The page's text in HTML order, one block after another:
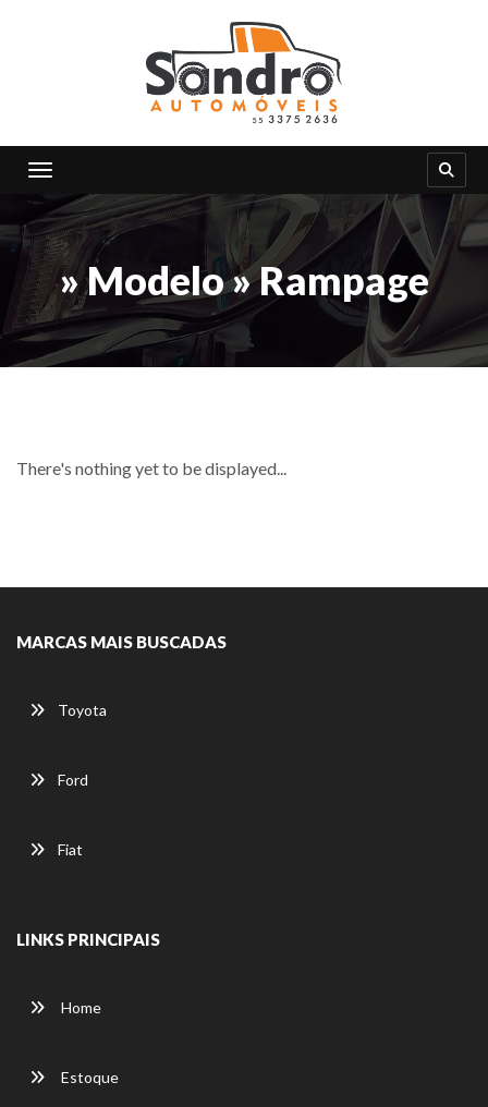
Toggle navigation
» Modelo » Rampage
There's nothing yet to be displayed...
MARCAS MAIS BUSCADAS
Toyota
Ford
Fiat
LINKS PRINCIPAIS
Home
Estoque